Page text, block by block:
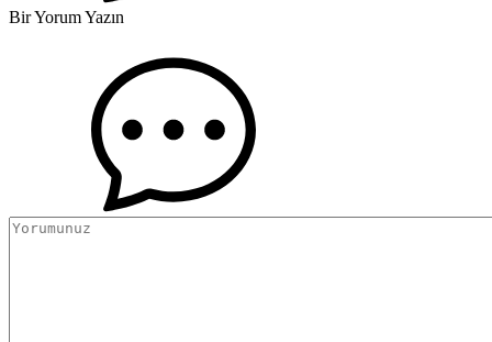
Bir Yorum Yazın